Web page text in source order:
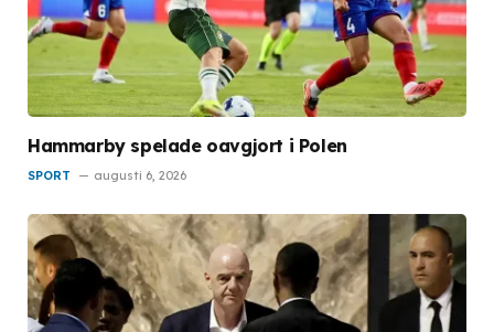
Hammarby spelade oavgjort i Polen
SPORT augusti 6, 2026